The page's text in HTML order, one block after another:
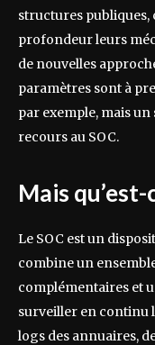
structures publiques,
profondeur leurs
de nouvelles
paramètres sont à
par exemple, mais
recours au SOC.
Mais qu’est-
Le SOC est un
combine un
complémentaires et
surveiller en continu
logs des annuaires,